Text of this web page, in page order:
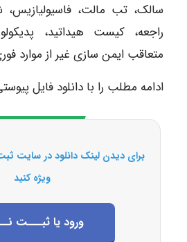
سالک، تب مالت، فاسیولیازیس،
راجعه، کیست هیداتید،
متعاقب ایمن سازی غیر از موارد
ادامه مطلب را با دانلود فایل
برای دیدن لینک دانلود در سایت
ویژه کنید
ورود یا ثبـــت